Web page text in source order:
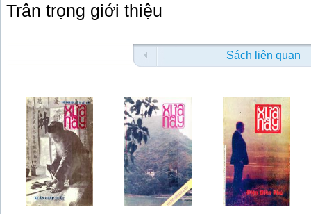
Trân trọng giới thiệu
Sách liên quan